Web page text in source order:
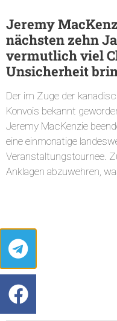
Jeremy
nächsten zehn
vermutlich viel
Unsicherheit
Der im Zuge der
Konvois bekannt
Jeremy MacKenzie
eine einmonatige
Veranstaltungstournee.
Anklagen abzuwehren,